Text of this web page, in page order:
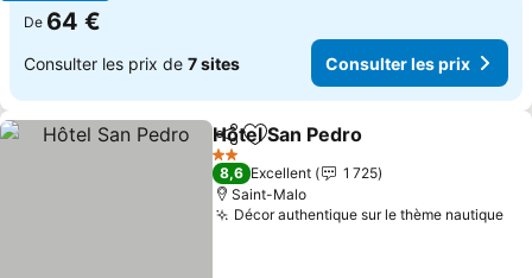
De 64 €
Consulter les prix de 7 sites Consulter les prix
PartagerAjouter à mes favoris
Hôtel San Pedro
2 Étoiles
8,6 Excellent
1 725
Saint-Malo
Décor authentique sur le thème nautique